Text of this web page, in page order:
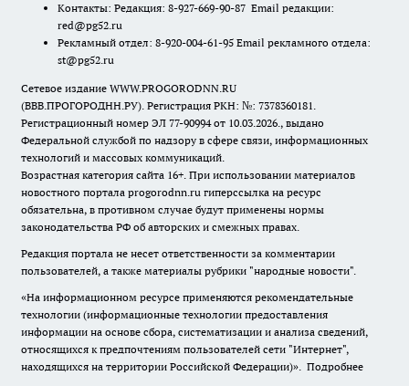
Контакты: Редакция: 8-927-669-90-87 Email редакции:
red@pg52.ru
Рекламный отдел: 8-920-004-61-95 Email рекламного отдела:
st@pg52.ru
Сетевое издание WWW.PROGORODNN.RU
(ВВВ.ПРОГОРОДНН.РУ). Регистрация РКН: №: 7378360181.
Регистрационный номер ЭЛ 77-90994 от 10.03.2026., выдано
Федеральной службой по надзору в сфере связи, информационных
технологий и массовых коммуникаций.
Возрастная категория сайта 16+. При использовании материалов
новостного портала progorodnn.ru гиперссылка на ресурс
обязательна, в противном случае будут применены нормы
законодательства РФ об авторских и смежных правах.
Редакция портала не несет ответственности за комментарии
пользователей, а также материалы рубрики "народные новости".
«На информационном ресурсе применяются рекомендательные
технологии (информационные технологии предоставления
информации на основе сбора, систематизации и анализа сведений,
относящихся к предпочтениям пользователей сети "Интернет",
находящихся на территории Российской Федерации)». Подробнее